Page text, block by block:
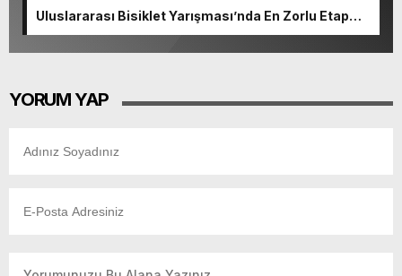
Uluslararası Bisiklet Yarışması’nda En Zorlu Etap
YORUM YAP